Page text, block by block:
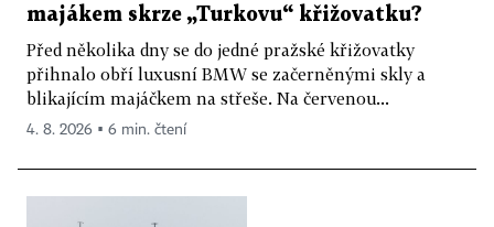
majákem skrze „Turkovu“ křižovatku?
Před několika dny se do jedné pražské křižovatky
přihnalo obří luxusní BMW se začerněnými skly a
blikajícím majáčkem na střeše. Na červenou...
4. 8. 2026 ▪ 6 min. čtení